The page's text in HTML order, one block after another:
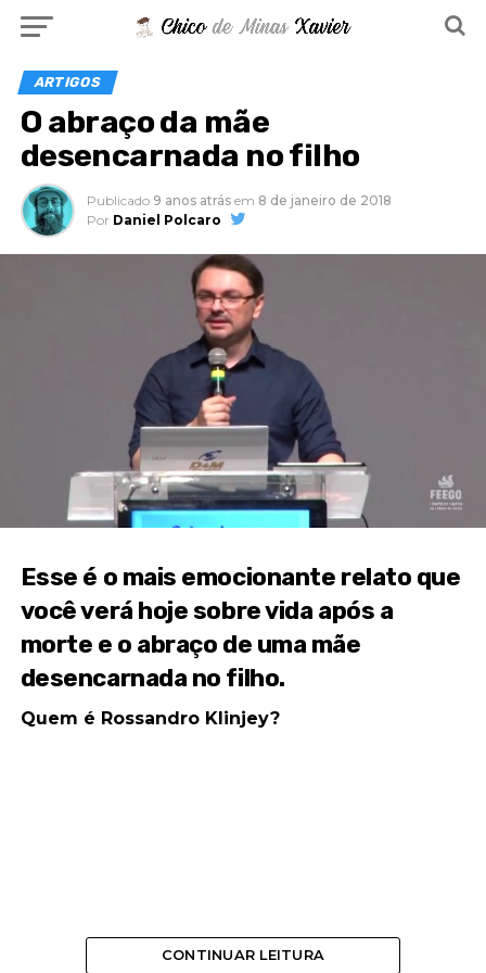
ARTIGOS
O abraço da mãe
desencarnada no filho
Publicado 9 anos atrás em 8 de janeiro de 2018
Por Daniel Polcaro
Esse é o mais emocionante relato que
você verá hoje sobre vida após a
morte e o abraço de uma mãe
desencarnada no filho.
Quem é Rossandro Klinjey?
CONTINUAR LEITURA